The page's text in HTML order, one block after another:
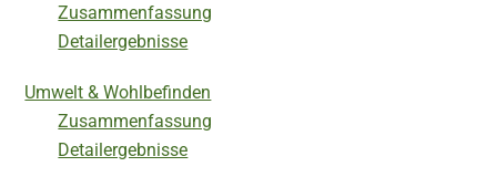
Zusammenfassung
Detailergebnisse
Umwelt & Wohlbefinden
Zusammenfassung
Detailergebnisse